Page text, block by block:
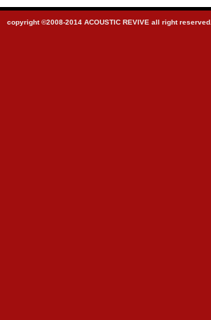
copyright ©2008-2014 ACOUSTIC REVIVE all right reserved.